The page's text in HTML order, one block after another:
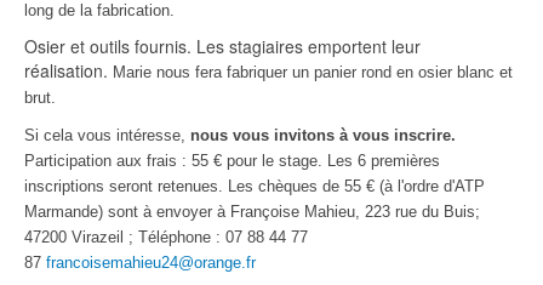
long de la fabrication.
Osier et outils fournis. Les stagiaires emportent leur
réalisation. Marie nous fera fabriquer un panier rond en osier blanc et
brut.
Si cela vous intéresse, nous vous invitons à vous inscrire.
Participation aux frais : 55 € pour le stage. Les 6 premières
inscriptions seront retenues. Les chèques de 55 € (à l'ordre d'ATP
Marmande) sont à envoyer à Françoise Mahieu, 223 rue du Buis;
47200 Virazeil ; Téléphone : 07 88 44 77
87 francoisemahieu24@orange.fr